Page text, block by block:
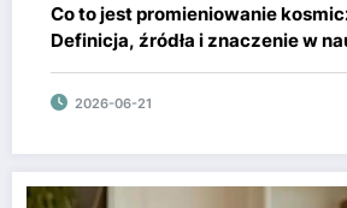
Co to jest promieniowanie
Definicja, źródła i znaczenie w
2026-06-21